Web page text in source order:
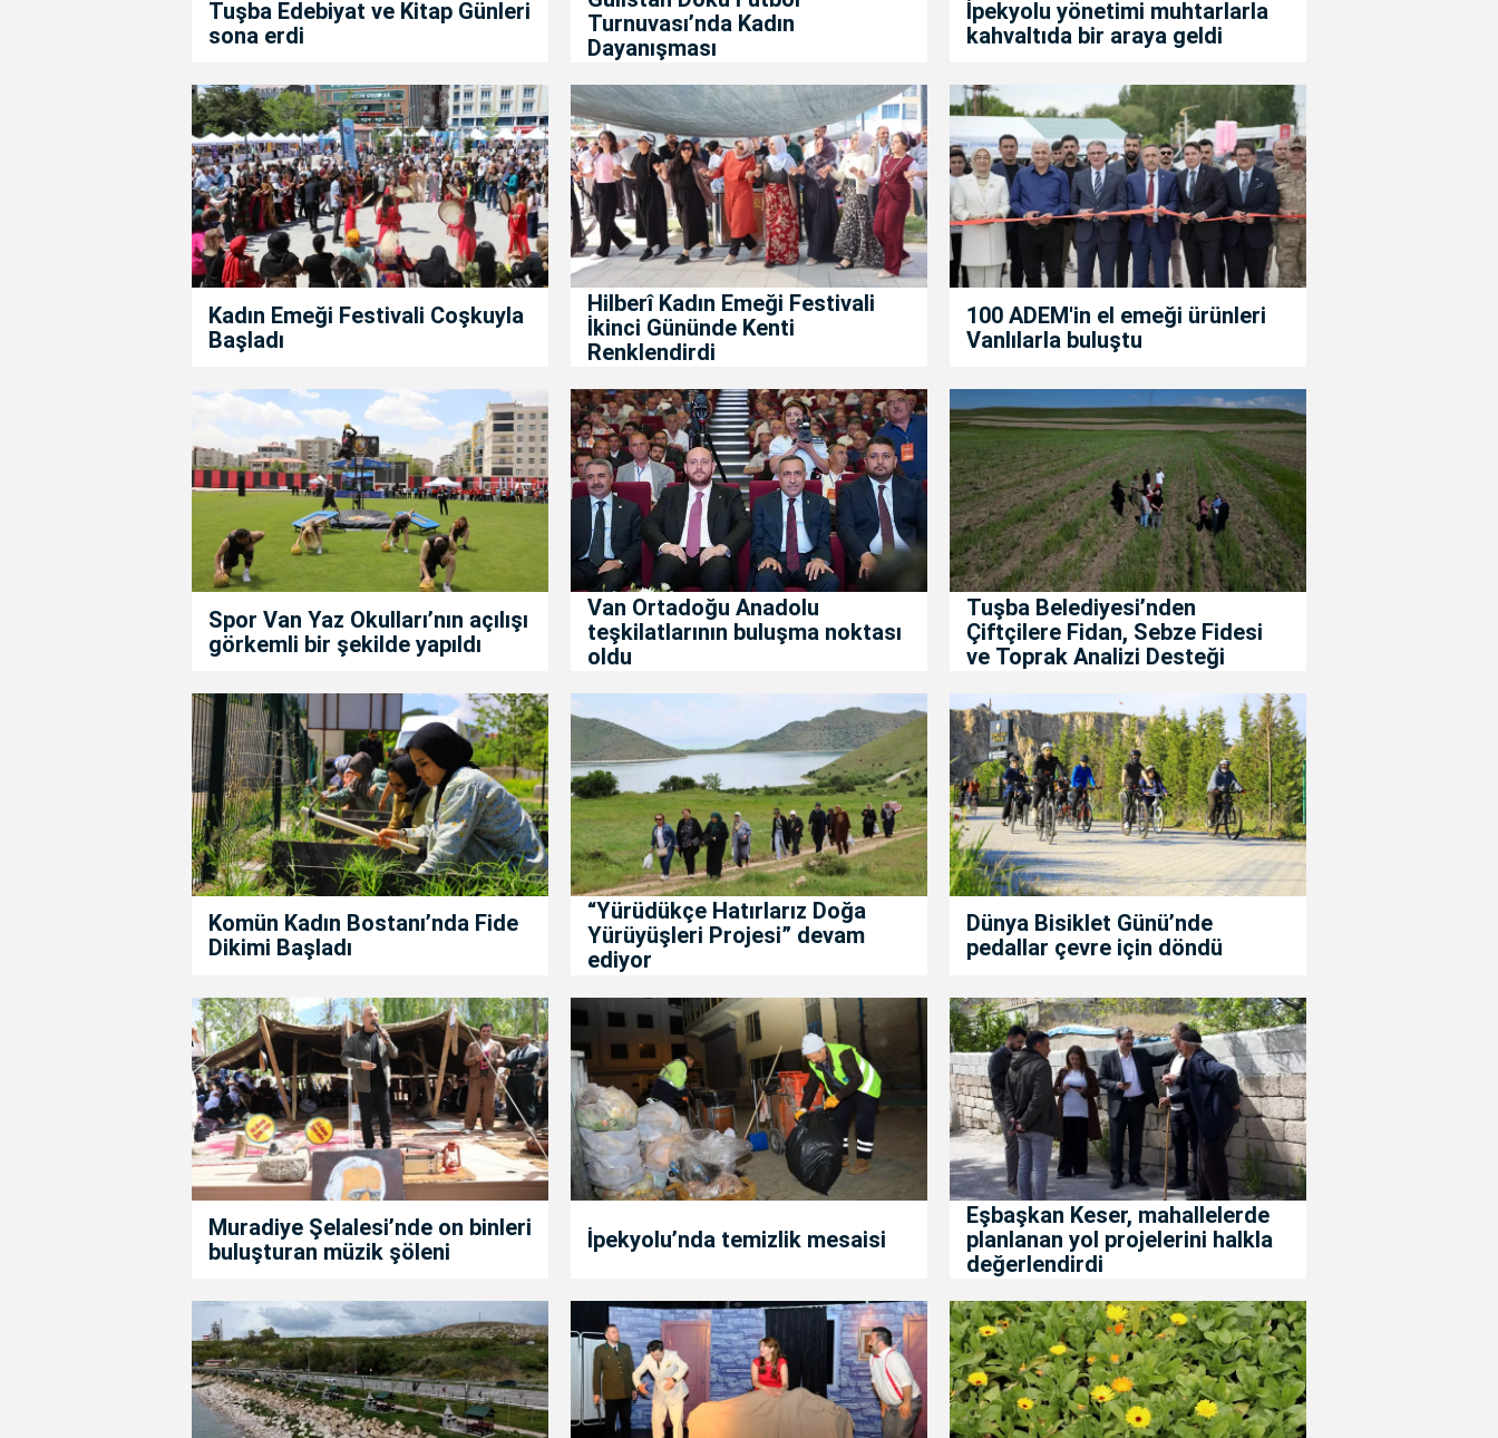
Tuşba Edebiyat ve Kitap Günleri
sona erdi
Turnuvası’nda Kadın
Dayanışması
İpekyolu yönetimi muhtarlarla
kahvaltıda bir araya geldi
Kadın Emeği Festivali Coşkuyla
Başladı
Hilberî Kadın Emeği Festivali
İkinci Gününde Kenti
Renklendirdi
100 ADEM'in el emeği ürünleri
Vanlılarla buluştu
Spor Van Yaz Okulları’nın açılışı
görkemli bir şekilde yapıldı
Van Ortadoğu Anadolu
teşkilatlarının buluşma noktası
oldu
Tuşba Belediyesi’nden
Çiftçilere Fidan, Sebze Fidesi
ve Toprak Analizi Desteği
Komün Kadın Bostanı’nda Fide
Dikimi Başladı
“Yürüdükçe Hatırlarız Doğa
Yürüyüşleri Projesi” devam
ediyor
Dünya Bisiklet Günü’nde
pedallar çevre için döndü
Muradiye Şelalesi’nde on binleri
buluşturan müzik şöleni
İpekyolu’nda temizlik mesaisi
Eşbaşkan Keser, mahallelerde
planlanan yol projelerini halkla
değerlendirdi